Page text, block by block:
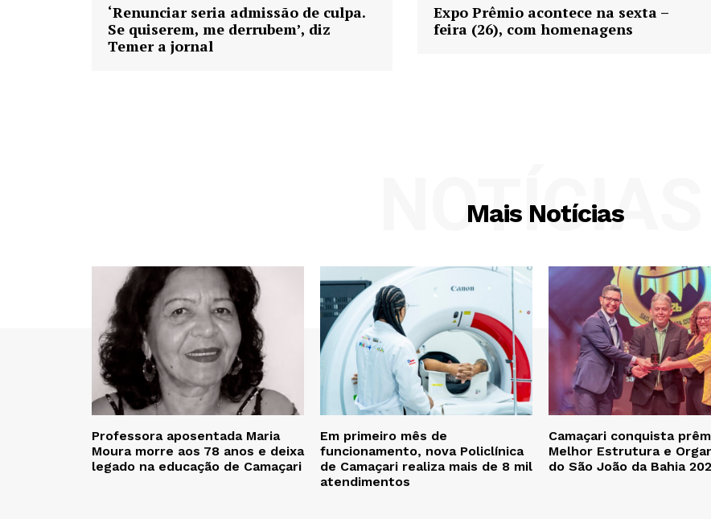
‘Renunciar seria admissão de culpa.
Se quiserem, me derrubem’, diz
Temer a jornal
Expo Prêmio acontece na sexta –
feira (26), com homenagens
Mais Notícias
NOTÍCIAS
Professora aposentada Maria
Moura morre aos 78 anos e deixa
legado na educação de Camaçari
Em primeiro mês de
funcionamento, nova Policlínica
de Camaçari realiza mais de 8 mil
atendimentos
Camaçari conquista
Melhor Estrutura e
do São João da Bahia